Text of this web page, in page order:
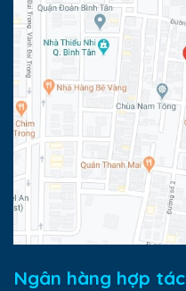
Ngân hàng hợp tác